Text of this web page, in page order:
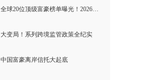
全球20位顶级富豪榜单曝光！2026世界财富格局彻底洗牌
大变局！系列跨境监管政策全纪实
中国富豪离岸信托大起底